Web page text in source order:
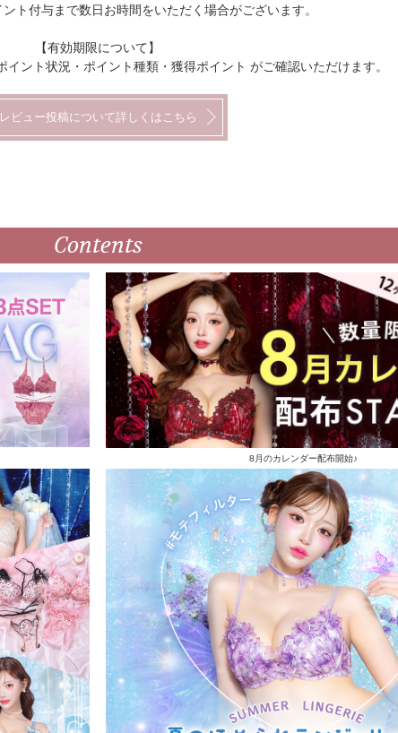
ト付与まで数日お時間をいただく場合がございます。
【有効期限について】
ント状況・ポイント種類・獲得ポイント がご確認いただけます。
レビュー投稿について詳しくはこちら
Contents
8月のカレンダー配布開始♪